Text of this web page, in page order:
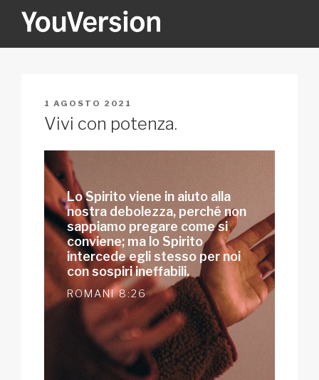
YOUVERSION
PUBBLICATO
IL
1 AGOSTO 2021
Vivi con potenza.
Lo Spirito viene in aiuto alla
nostra debolezza, perché non
sappiamo pregare come si
conviene; ma lo Spirito
intercede egli stesso per noi
con sospiri ineffabili.
ROMANI 8:26